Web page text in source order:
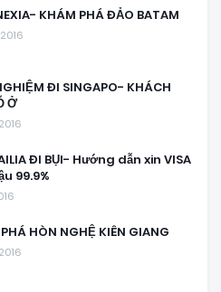
KHÁM PHÁ ĐẢO BATAM
ĐI SINGAPO- KHÁCH
Ở
ĐI BỤI- Hướng dẫn xin VISA
99.9%
HÒN NGHỆ KIÊN GIANG